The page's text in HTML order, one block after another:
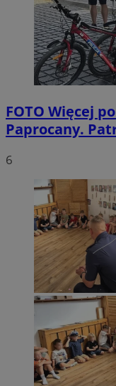
FOTO Więcej
Paprocany.
6